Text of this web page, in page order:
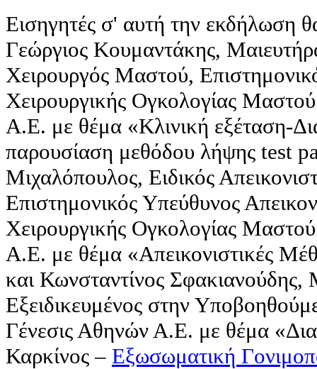
Εισηγητές σ' αυτή την εκδήλωση
Γεώργιος Κουμαντάκης,
Χειρουργός Μαστού,
Χειρουργικής Ογκολογίας
Α.Ε. με θέμα «Κλινική εξέταση-
παρουσίαση μεθόδου λήψης test
Μιχαλόπουλος, Ειδικός
Επιστημονικός Υπεύθυνος
Χειρουργικής Ογκολογίας
Α.Ε. με θέμα «Απεικονιστικές
και Κωνσταντίνος Σφακιανούδης,
Εξειδικευμένος στην
Γένεσις Αθηνών Α.Ε. με θέμα
Καρκίνος – Εξωσωματική